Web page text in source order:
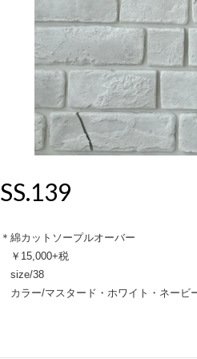
SS.139
＊綿カットソープルオーバー
￥15,000+税
size/38
カラー/マスタード・ホワイト・ネービ